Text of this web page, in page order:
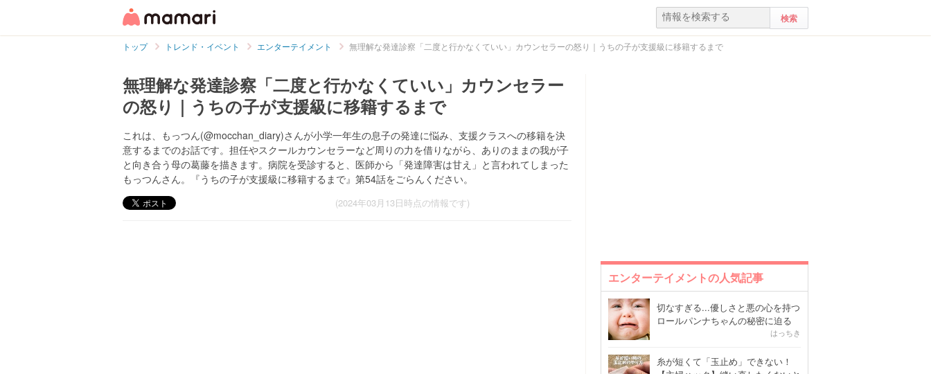
トップ トレンド・イベント エンターテイメント 無理解な発達診察「二度と行かなくていい」カウンセラーの怒り｜うちの子が支援級に移籍するまで
無理解な発達診察「二度と行かなくていい」カウンセラー
の怒り｜うちの子が支援級に移籍するまで
これは、もっつん(@mocchan_diary)さんが小学一年生の息子の発達に悩み、支援クラスへの移籍を決
意するまでのお話です。担任やスクールカウンセラーなど周りの力を借りながら、ありのままの我が子
と向き合う母の葛藤を描きます。病院を受診すると、医師から「発達障害は甘え」と言われてしまった
もっつんさん。『うちの子が支援級に移籍するまで』第54話をごらんください。
(2024年03月13日時点の情報です)
エンターテイメントの人気記事
切なすぎる...優しさと悪の心を持つ
ロールパンナちゃんの秘密に迫る
はっちき
糸が短くて「玉止め」できない！